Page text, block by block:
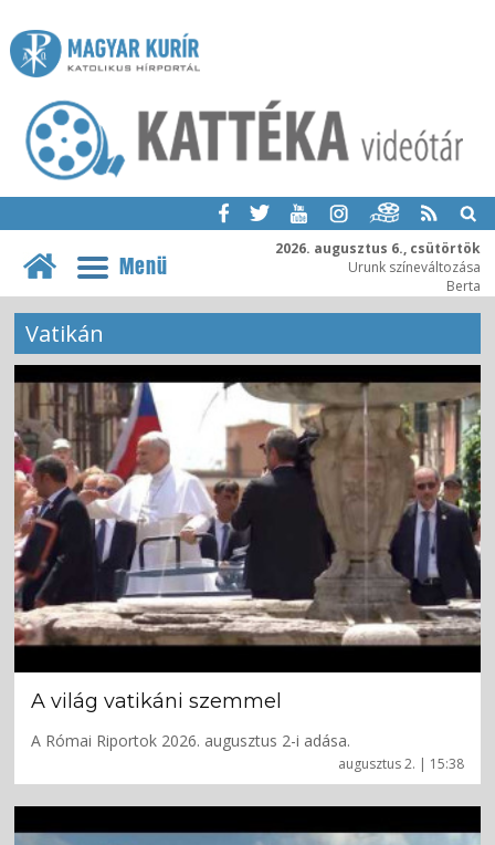
2026. augusztus 6., csütörtök
Urunk színeváltozása
Berta
Menü
Vatikán
augusztus 2. | 15:38
A világ vatikáni szemmel
A Római Riportok 2026. augusztus 2-i adása.